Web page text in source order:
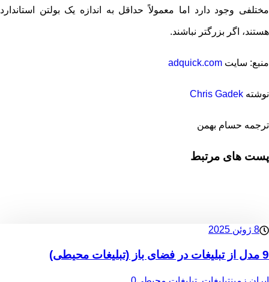
مختلفی وجود دارد اما معمولاً حداقل به اندازه یک بولتن استاندارد
هستند، اگر بزرگتر نباشند.
منبع: سایت adquick.com
نوشته Chris Gadek
ترجمه حسام بهمن
پست های مرتبط
8 ژوئن 2025
9 مدل از تبلیغات در فضای باز (تبلیغات محیطی)